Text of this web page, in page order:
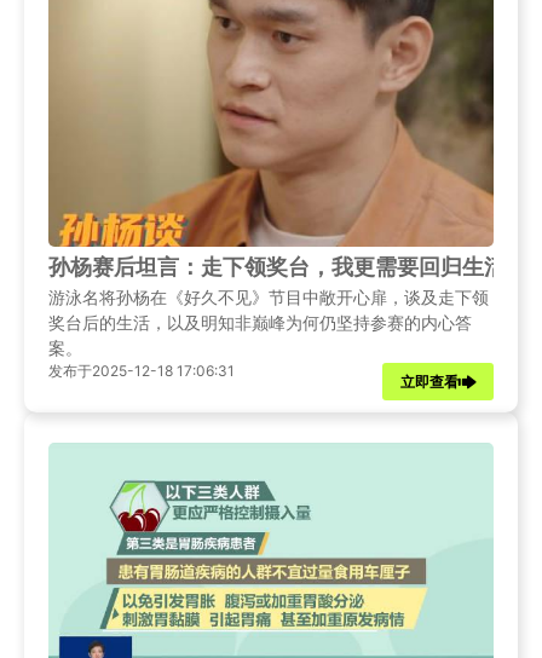
孙杨赛后坦言：走下领奖台，我更需要回归生活！
游泳名将孙杨在《好久不见》节目中敞开心扉，谈及走下领
奖台后的生活，以及明知非巅峰为何仍坚持参赛的内心答
案。
发布于2025-12-18 17:06:31
立即查看